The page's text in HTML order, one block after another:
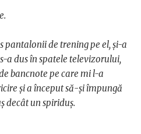
pantalonii de trening pe el, şi-a
a dus în spatele televizorului,
bancnote pe care mi l-a
şi a început să-şi împungă
decât un spiriduş.